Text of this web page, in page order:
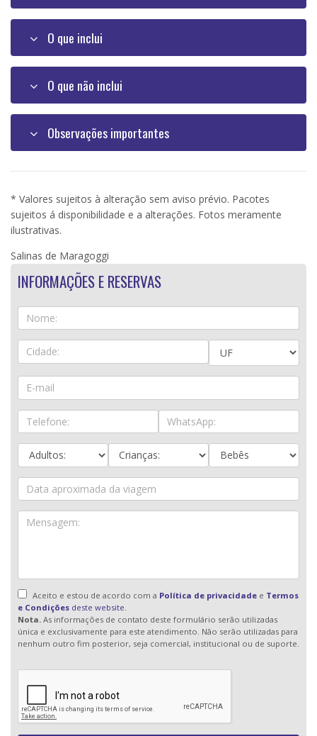
O que inclui
O que não inclui
Observações importantes
* Valores sujeitos à alteração sem aviso prévio. Pacotes
sujeitos á disponibilidade e a alterações. Fotos meramente
ilustrativas.
Salinas de Maragoggi
INFORMAÇÕES E RESERVAS
Aceito e estou de acordo com a Política de privacidadee Termos
e Condições deste website.
Nota. As informações de contato deste formulário serão utilizadas
única e exclusivamente para este atendimento. Não serão utilizadas para
nenhum outro fim posterior, seja comercial, institucional ou de suporte.